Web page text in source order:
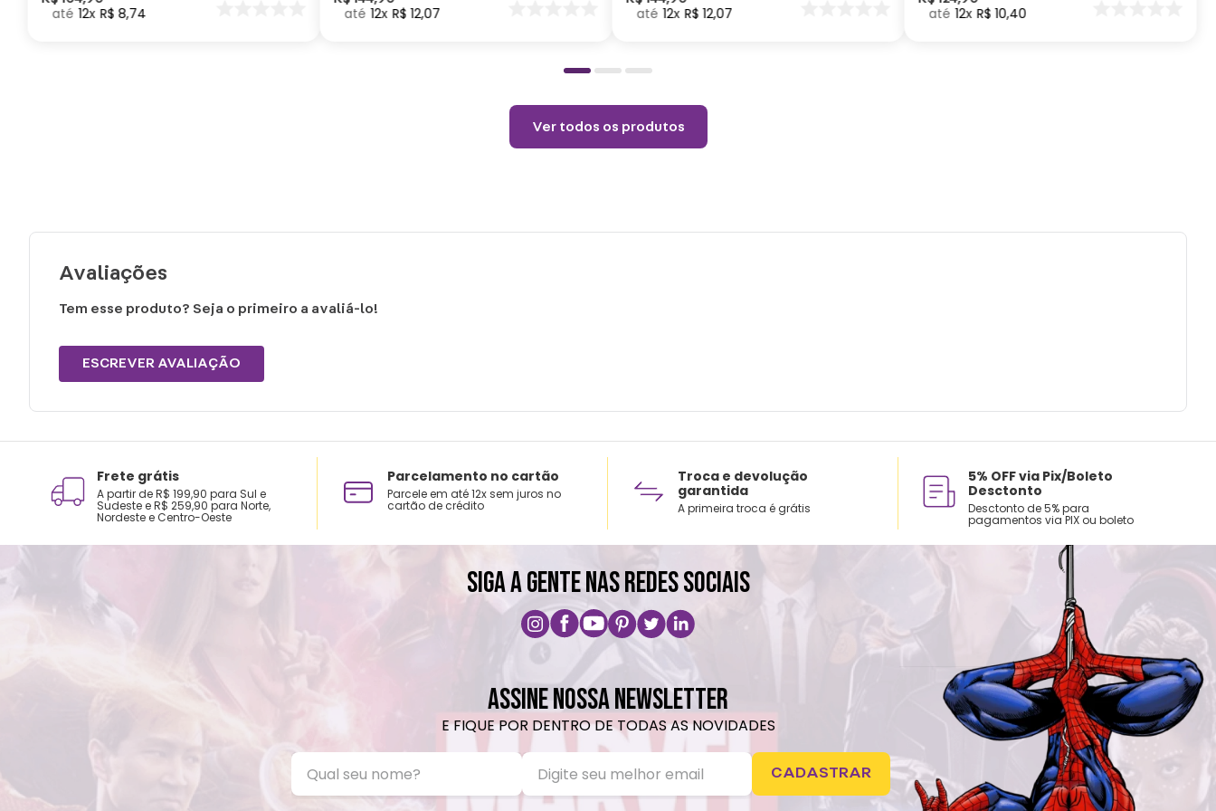
Permitido uso de centrifuga e máquina secadora.
12 R$ 8,74
seu Dragão
12 R$ 12,07 12 R$ 12,07 12 R$ 10,40
Ver todos os produtos
Avaliações
Tem esse produto? Seja o primeiro a avaliá-lo!
ESCREVER AVALIAÇÃO
Frete grátis
A partir de R$ 199,90 para Sul e
Sudeste e R$ 259,90 para Norte,
Nordeste e Centro-Oeste
Parcelamento no cartão
Parcele em até 12x sem juros no
cartão de crédito
Troca e devolução
garantida
A primeira troca é grátis
5% OFF via Pix/Boleto
Desctonto
Desctonto de 5% para
pagamentos via PIX ou boleto
SIGA A GENTE NAS REDES SOCIAIS
ASSINE NOSSA NEWSLETTER
E FIQUE POR DENTRO DE TODAS AS NOVIDADES
CADASTRAR